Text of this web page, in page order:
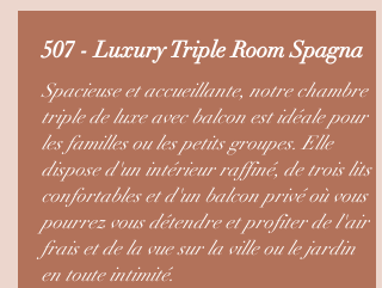
507 - Luxury Triple Room Spagna
Spacieuse et accueillante, notre chambre
triple de luxe avec balcon est idéale pour
les familles ou les petits groupes. Elle
dispose d'un intérieur raffiné, de trois lits
confortables et d'un balcon privé où vous
pourrez vous détendre et profiter de l'air
frais et de la vue sur la ville ou le jardin
en toute intimité.